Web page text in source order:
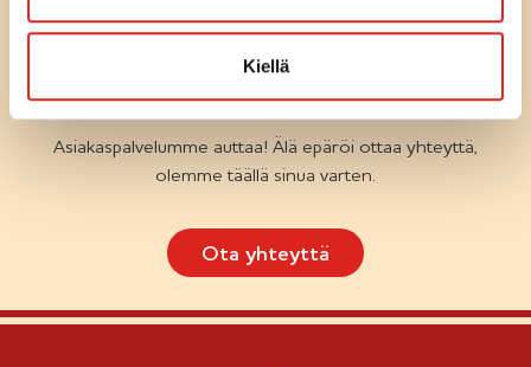
Kiellä
KYSYTTÄVÄÄ TUOTTEISTA TAI
RESEPTEISTÄ
Asiakaspalvelumme auttaa! Älä epäröi ottaa yhteyttä,
olemme täällä sinua varten.
Ota yhteyttä